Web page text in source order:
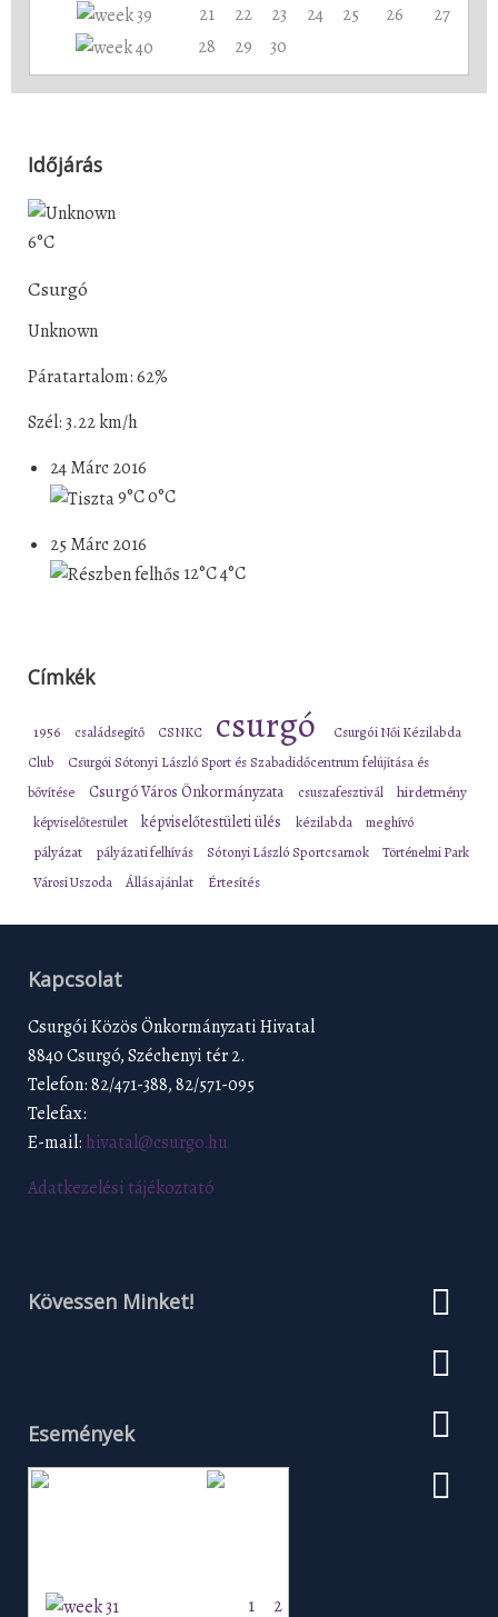
21
22 23 24 25 26
27
28
29 30
Időjárás
6°C
Csurgó
Unknown
Páratartalom: 62%
Szél: 3.22 km/h
24 Márc 2016
9°C0°C
25 Márc 2016
12°C4°C
Címkék
1956 családsegítő CSNKC csurgó
Csurgói Női Kézilabda
Club
Csurgói Sótonyi László Sport és Szabadidőcentrum felújítása és
bővítése
Csurgó Város Önkormányzata csuszafesztivál hirdetmény
képviselőtestület képviselőtestületi ülés kézilabda meghívó
pályázat pályázati felhívás Sótonyi László Sportcsarnok
Történelmi Park
Városi Uszoda
Állásajánlat Értesítés
Kapcsolat
Csurgói Közös Önkormányzati Hivatal
8840 Csurgó, Széchenyi tér 2.
Telefon: 82/471-388, 82/571-095
Telefax:
E-mail: hivatal@csurgo.hu
Adatkezelési tájékoztató
Kövessen Minket!
Események
1
2